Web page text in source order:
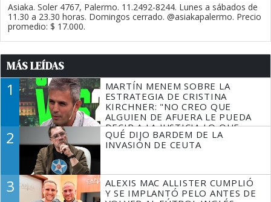
Asiaka. Soler 4767, Palermo. 11.2492-8244. Lunes a sábados de
11.30 a 23.30 horas. Domingos cerrado. @asiakapalermo. Precio
promedio: $ 17.000.
MÁS LEÍDAS
1
MARTÍN MENEM SOBRE LA
ESTRATEGIA DE CRISTINA
KIRCHNER: "NO CREO QUE
ALGUIEN DE AFUERA LE PUEDA
DECIR A LA JUSTICIA LO QUE
TIENE QUE HACER"
2
QUÉ DIJO BARDEM DE LA
INVASIÓN DE CEUTA
3
ALEXIS MAC ALLISTER CUMPLIÓ
Y SE IMPLANTÓ PELO ANTES DE